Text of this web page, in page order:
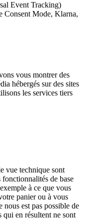
Event Tracking)
Consent Mode, Klarna,
vous montrer des
hébergés sur des sites
les services tiers
vue technique sont
de base
à ce que vous
panier ou à vous
est pas possible de
qui en résultent ne sont